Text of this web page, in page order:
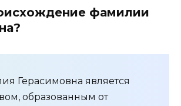
фамилии
Герасимовна является
образованным от